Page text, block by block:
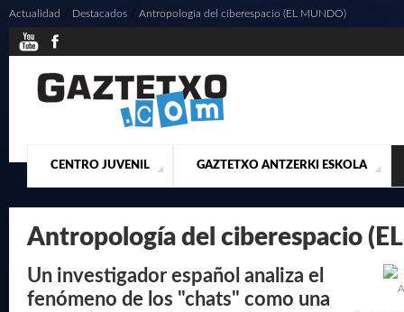
CENTRO JUVENIL
¿QUIENES SOMOS? ACTUALIDAD CONTACTO
GAZTETXO ANTZERKI ESKOLA
PRESENTACIÓN MUSICALES
Actualidad Destacados / Antropología del ciberespacio (EL MUNDO)
Antropología del ciberespacio
Un investigador español analiza el
fenómeno de los "chats" como una